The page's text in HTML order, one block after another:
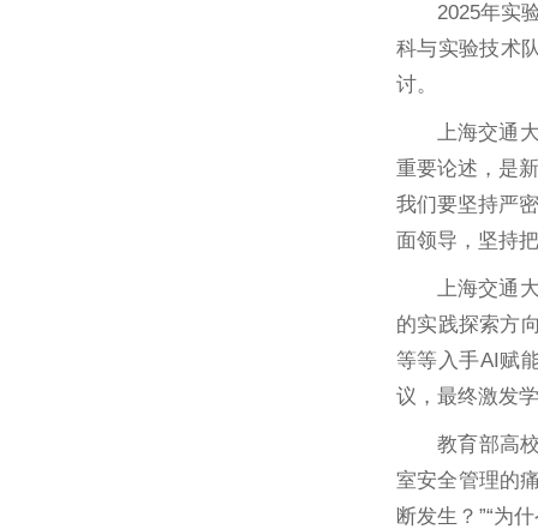
2025年实
科与实验技术
讨。
上海交通
重要论述，是
我们要坚持严
面领导，坚持
上海交通
的实践探索方
等等入手AI赋
议，最终激发
教育部高
室安全管理的
断发生？”“为